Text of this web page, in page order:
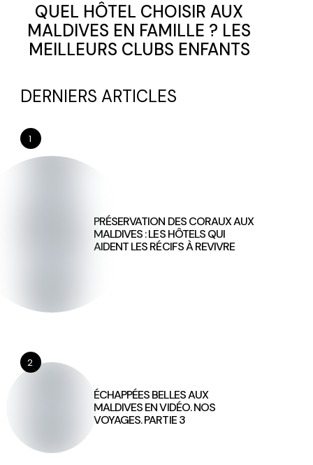
QUEL HÔTEL CHOISIR AUX
MALDIVES EN FAMILLE ? LES
MEILLEURS CLUBS ENFANTS
DERNIERS ARTICLES
1
PRÉSERVATION DES CORAUX AUX
MALDIVES : LES HÔTELS QUI
AIDENT LES RÉCIFS À REVIVRE
2
ÉCHAPPÉES BELLES AUX
MALDIVES EN VIDÉO. NOS
VOYAGES. PARTIE 3